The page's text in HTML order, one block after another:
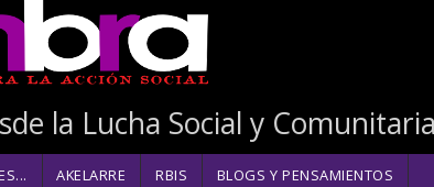
la Lucha Social y Comunitaria
AKELARRE RBIS BLOGS Y PENSAMIENTOS